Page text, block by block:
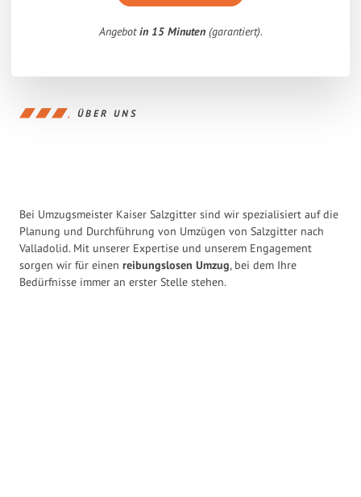
Angebotin 15 Minuten(garantiert).
ÜBER UNS
Bei Umzugsmeister Kaiser Salzgitter sind wir spezialisiert auf die
Planung und Durchführung von Umzügen von Salzgitter nach
Valladolid. Mit unserer Expertise und unserem Engagement
sorgen wir für einen reibungslosen Umzug, bei dem Ihre
Bedürfnisse immer an erster Stelle stehen.